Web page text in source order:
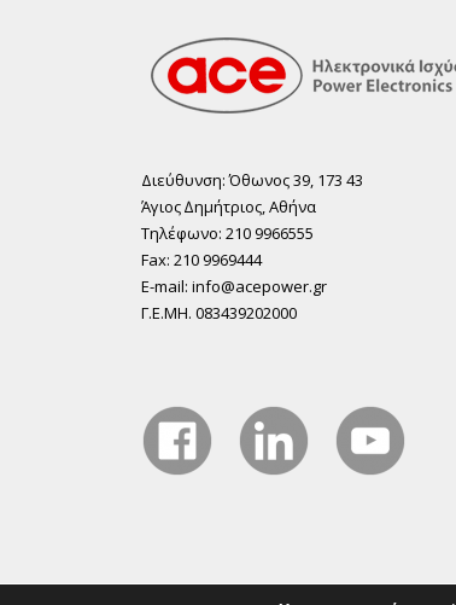
Διεύθυνση: Όθωνος 39, 173 43
Άγιος ∆ηµήτριος, Αθήνα
Τηλέφωνο: 210 9966555
Fax: 210 9969444
E-mail: info@acepower.gr
Γ.Ε.ΜΗ. 083439202000